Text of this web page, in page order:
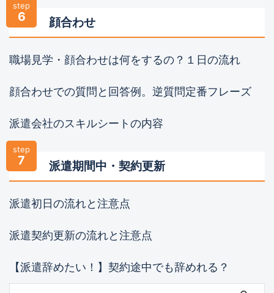
step
6 顔合わせ
職場見学・顔合わせは何をするの？１日の流れ
顔合わせでの質問と回答例。逆質問定番フレーズ
派遣会社のスキルシートの内容
step
7 派遣期間中・契約更新
派遣初日の流れと注意点
派遣契約更新の流れと注意点
【派遣辞めたい！】契約途中でも辞めれる？